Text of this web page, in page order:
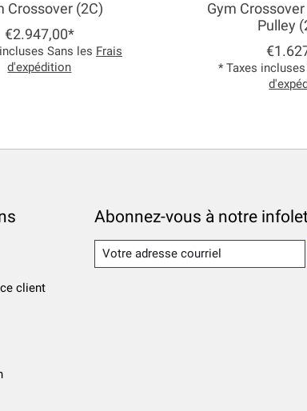
Crossover (2C)
€2.947,00*
Sans les Frais
d'expédition
Gym
Pulley
* Taxes
client
Abonnez-vous à notre